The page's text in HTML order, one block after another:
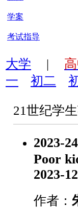
学案
考试指导
大学 |
一
初二
21世纪学
2023-
Poor
2023-
作者：